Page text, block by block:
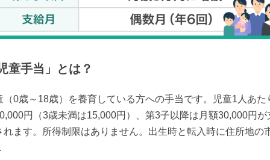
童手当 」とは？
（0歳～18歳）を養育している方への手当です。児童1人あた
円（3歳未満は15,000円）、第3子以降は月額30,000円が
れます。所得制限はありません。出生時と転入時に住所地の